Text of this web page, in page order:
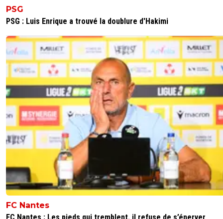
PSG
PSG : Luis Enrique a trouvé la doublure d'Hakimi
FC Nantes